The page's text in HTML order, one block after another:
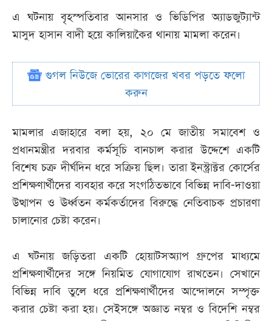
এ ঘটনায় বৃহস্পতিবার আনসার ও ভিডিপির অ্যাডজুট্যান্ট
মাসুদ হাসান বাদী হয়ে কালিয়াকৈর থানায় মামলা করেন।
গুগল নিউজে ভোরের কাগজের খবর পড়তে ফলো
করুন
মামলার এজাহারে বলা হয়, ২০ মে জাতীয় সমাবেশ ও
প্রধানমন্ত্রীর দরবার কর্মসূচি বানচাল করার উদ্দেশে একটি
বিশেষ চক্র দীর্ঘদিন ধরে সক্রিয় ছিল। তারা ইনস্ট্রাক্টর কোর্সের
প্রশিক্ষণার্থীদের ব্যবহার করে সংগঠিতভাবে বিভিন্ন দাবি-দাওয়া
উত্থাপন ও ঊর্ধ্বতন কর্মকর্তাদের বিরুদ্ধে নেতিবাচক প্রচারণা
চালানোর চেষ্টা করেন।
এ ঘটনায় জড়িতরা একটি হোয়াটসঅ্যাপ গ্রুপের মাধ্যমে
প্রশিক্ষণার্থীদের সঙ্গে নিয়মিত যোগাযোগ রাখতেন। সেখানে
বিভিন্ন দাবি তুলে ধরে প্রশিক্ষণার্থীদের আন্দোলনে সম্পৃক্ত
করার চেষ্টা করা হয়। সেইসঙ্গে অজ্ঞাত নম্বর ও বিদেশি নম্বর